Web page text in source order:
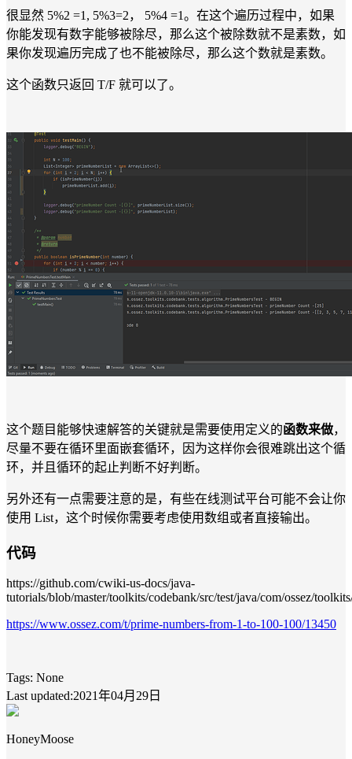
很显然 5%2 =1, 5%3=2， 5%4 =1。在这个遍历过程中，如果
你能发现有数字能够被除尽，那么这个被除数就不是素数，如
果你发现遍历完成了也不能被除尽，那么这个数就是素数。
这个函数只返回 T/F 就可以了。
这个题目能够快速解答的关键就是需要使用定义的函数来做，
尽量不要在循环里面嵌套循环，因为这样你会很难跳出这个循
环，并且循环的起止判断不好判断。
另外还有一点需要注意的是，有些在线测试平台可能不会让你
使用 List，这个时候你需要考虑使用数组或者直接输出。
代码
https://github.com/cwiki-us-docs/java-
tutorials/blob/master/toolkits/codebank/src/test/java/com/ossez/
https://www.ossez.com/t/prime-numbers-from-1-to-100-100/13450
Tags: None
Last updated:2021年04月29日
HoneyMoose